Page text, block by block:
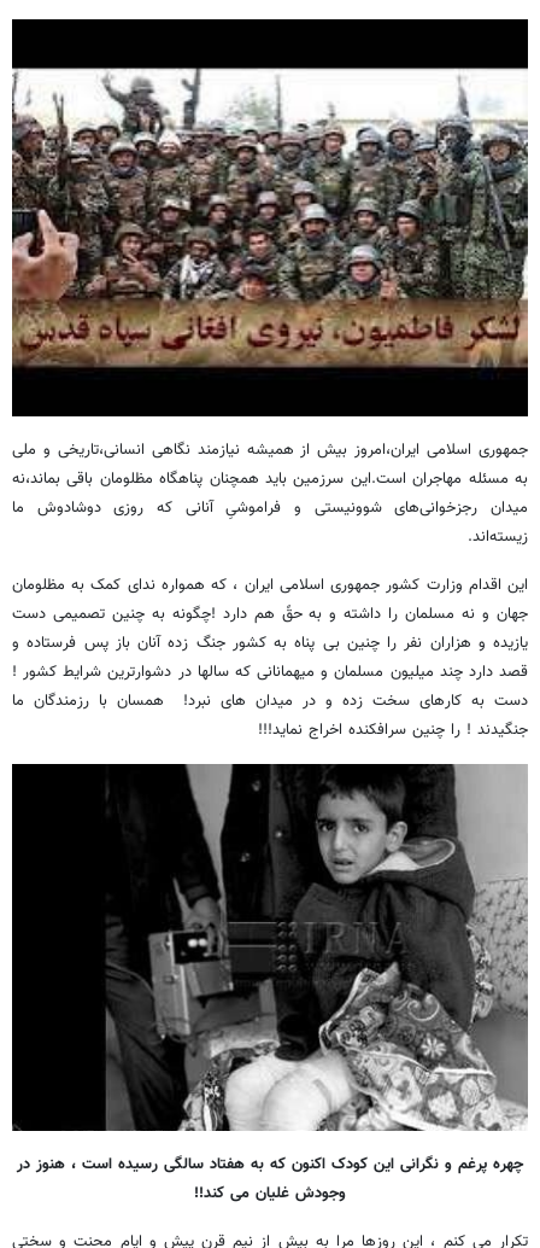
جمهوری اسلامی ایران،امروز بیش از همیشه نیازمند نگاهی انسانی،تاریخی و ملی
به مسئله مهاجران است.این سرزمین باید همچنان پناهگاه مظلومان باقی بماند،نه
میدان رجزخوانی‌های شوونیستی و فراموشیِ آنانی که روزی دوشادوش ما
زیسته‌اند.
این اقدام وزارت کشور جمهوری اسلامی ایران ، که همواره ندای کمک به مظلومان
جهان و نه مسلمان را داشته و به حقً هم دارد !چگونه به چنین تصمیمی دست
یازیده و هزاران نفر را چنین بی پناه به کشور جنگ زده آنان باز پس فرستاده و
قصد دارد چند میلیون مسلمان و میهمانانی که سالها در دشوارترین شرایط کشور !
دست به کارهای سخت زده و در میدان های نبرد! همسان با رزمندگان ما
جنگیدند ! را چنین سرافکنده اخراج نماید!!!
چهره پرغم و نگرانی این کودک اکنون که به هفتاد سالگی رسیده است ، هنوز در
وجودش غلیان می کند!!
تکرار می کنم ، این روزها مرا به بیش از نیم قرن پیش و ایام محنت و سختی